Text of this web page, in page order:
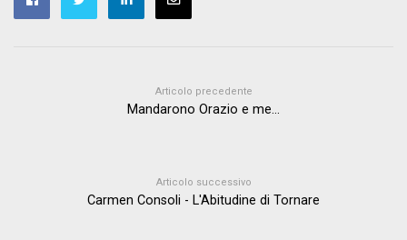
Articolo precedente
Mandarono Orazio e me...
Articolo successivo
Carmen Consoli - L'Abitudine di Tornare